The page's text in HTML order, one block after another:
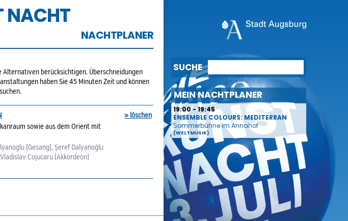
NACHT
NACHTPLANER
Alternativen berücksichtigen. Überschneidungen
haben Sie 45 Minuten Zeit und können
sowie aus dem Orient mit
(Gesang), Şeref Dalyanoğlu
Cojucaru (Akkordeon)
» löschen
SUCHE
MEIN NACHTPLANER